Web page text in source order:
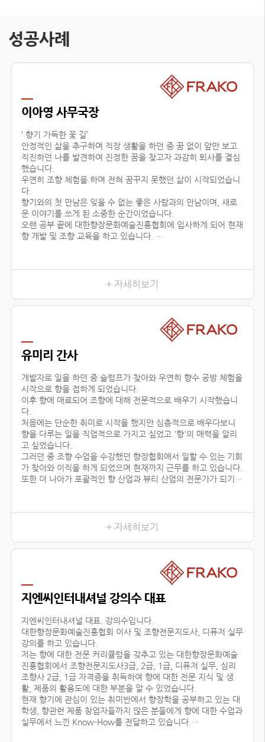
성공사례
이아영 사무국장
‘ 향기 가득한 꽃 길’
안정적인 삶을 추구하며 직장 생활을 하던 중 꿈 없이 앞만 보고
직진하던 나를 발견하여 진정한 꿈을 찾고자 과감히 퇴사를 결심
했습니다.
우연히 조향 체험을 하며 전혀 꿈꾸지 못했던 삶이 시작되었습니
다.
향기와의 첫 만남은 잊을 수 없는 좋은 사람과의 만남이며, 새로
운 이야기를 쓰게 된 소중한 순간이었습니다.
오랜 공부 끝에 대한향장문화예술진흥협회에 입사하게 되어 현재
향 개발 및 조향 교육을 하고 있습니다.
교육 시, 창작자의 의도를 파악하기 위해 교육생 분들과 긴밀한
소통을 하며, 디테일한 조향 스킬을 코칭하고 있습니다.여러분 마
삶의 향기를 마음으로 맡을 수 있는 그날까지 대한향장문화예술
+ 자세히보기
유미리 간사
개발자로 일을 하던 중 슬럼프가 찾아와 우연히 향수 공방 체험을
시작으로 향을 접하게 되었습니다.
이후 향에 매료되어 조향에 대해 전문적으로 배우기 시작했습니
다.
처음에는 단순한 취미로 시작을 했지만 심층적으로 배우다보니
향을 다루는 일을 직업적으로 가지고 싶었고 '향'의 매력을 알리
고 싶었습니다.
그러던 중 조향 수업을 수강했던 향장협회에서 일할 수 있는 기회
가 찾아와 이직을 하게 되었으며 현재까지 근무를 하고 있습니다.
또한 더 나아가 포괄적인 향 산업과 뷰티 산업의 전문가가 되기
시작한다며 우려했지만
+ 자세히보기
지엔씨인터내셔널 강의수 대표
지엔씨인터내셔널 대표. 강의수입니다.
대한향장문화예술진흥협회 이사 및 조향전문지도사, 디퓨저 실무
강의를 하고 있습니다.
저는 향에 대한 전문 커리큘럼을 갖추고 있는 대한향장문화예술
진흥협회에서 조향전문지도사3급, 2급, 1급, 디퓨저 실무, 심리
조향사 2급, 1급 자격증을 취득하여 향에 대한 전문 지식 및 생
활, 제품의 활용도에 대한 부분을 알 수 있었습니다.
현재 향기에 관심이 있는 취미반에서 향장학을 공부하고 있는 대
학생, 향관련 제품 창업자들까지 많은 분들에게 향에 대한 수업과
실무에서 느낀 Know-How를 전달하고 있습니다.